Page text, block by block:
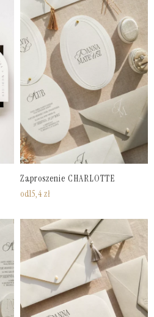
Zaproszenie CHARLOTTE
od15,4 zł